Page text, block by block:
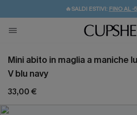
🔥SALDI ESTIVI: FINO AL -
🚚SPEDIZIONE GRATUITA
💌REGALO PER I NUOVI: 20%
Mini abito in maglia a maniche
V blu navy
33,00 €